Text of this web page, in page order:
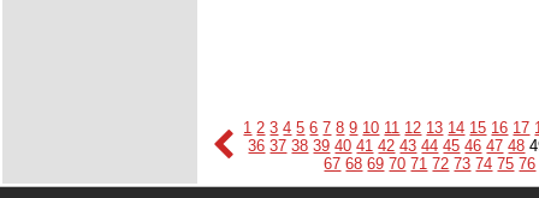
1 2 3 4 5 6 7 8 9 10 11 12 13 14 15 16 17
36 37 38 39 40 41 42 43 44 45 46 47 48
67 68 69 70 71 72 73 74 75 76